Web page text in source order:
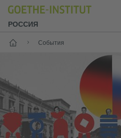
РОССИЯ
Старт
События